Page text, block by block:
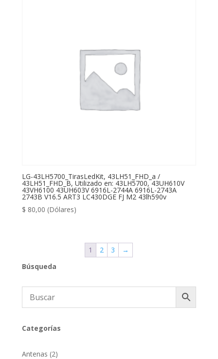
LG-43LH5700_TirasLedKit, 43LH51_FHD_a /
43LH51_FHD_B, Utilizado en: 43LH5700, 43UH610V
43VH6100 43UH603V 6916L-2744A 6916L-2743A
2743B V16.5 ART3 LC430DGE FJ M2 43lh590v
$ 80,00 (Dólares)
1 2 3
→
Búsqueda
Categorías
Antenas 22